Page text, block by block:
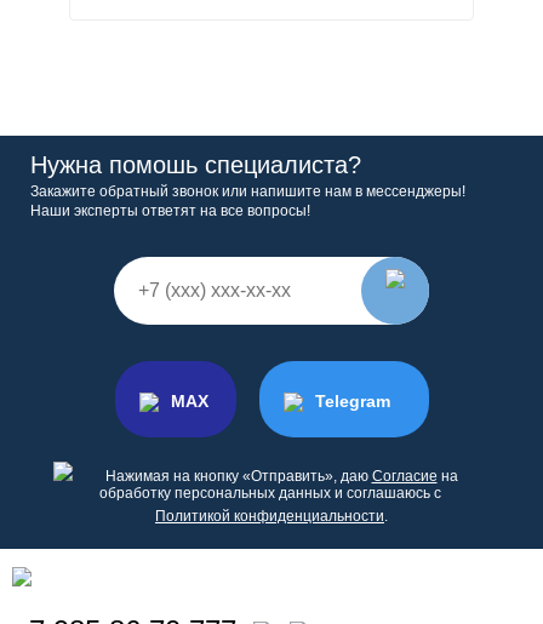
Нужна помошь специалиста?
Закажите обратный звонок или напишите нам в мессенджеры!
Наши эксперты ответят на все вопросы!
MAX Telegram
Нажимая на кнопку «Отправить», даю Согласие на
обработку персональных данных и соглашаюсь с
Политикой конфиденциальности.